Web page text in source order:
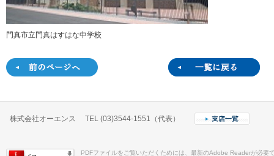
門真市立門真はすはな中学校
株式会社オーエンス TEL (03)3544-1551（代表）
PDFファイルをご覧いただくためには、最新のAdobe Readerが必要